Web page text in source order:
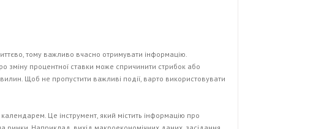
тому важливо вчасно отримувати інформацію.
зміну процентної ставки може спричинити стрибок або
Щоб не пропустити важливі події, варто використовувати
Це інструмент, який містить інформацію про